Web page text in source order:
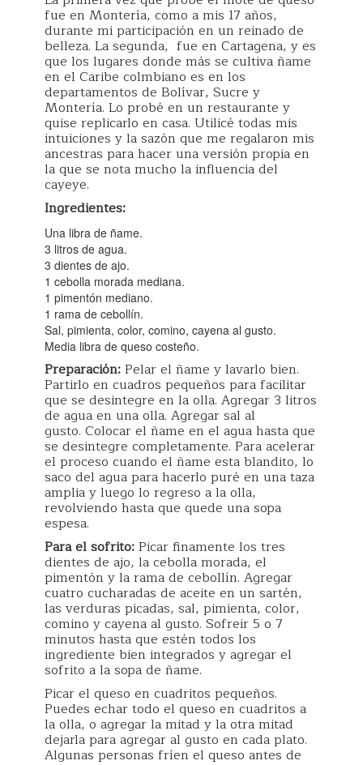
fue en Montería, como a mis 17 años,
durante mi participación en un reinado de
belleza. La segunda, fue en Cartagena, y es
que los lugares donde más se cultiva ñame
en el Caribe colmbiano es en los
departamentos de Bolívar, Sucre y
Montería. Lo probé en un restaurante y
quise replicarlo en casa. Utilicé todas mis
intuiciones y la sazón que me regalaron mis
ancestras para hacer una versión propia en
la que se nota mucho la influencia del
cayeye.
Ingredientes:
Una libra de ñame.
3 litros de agua.
3 dientes de ajo.
1 cebolla morada mediana.
1 pimentón mediano.
1 rama de cebollín.
Sal, pimienta, color, comino, cayena al gusto.
Media libra de queso costeño.
Preparación:Pelar el ñame y lavarlo bien.
Partirlo en cuadros pequeños para facilitar
que se desintegre en la olla. Agregar 3 litros
de agua en una olla. Agregar sal al
gusto. Colocar el ñame en el agua hasta que
se desintegre completamente. Para acelerar
el proceso cuando el ñame esta blandito, lo
saco del agua para hacerlo puré en una taza
amplia y luego lo regreso a la olla,
revolviendo hasta que quede una sopa
espesa.
Para el sofrito:Picar finamente los tres
dientes de ajo, la cebolla morada, el
pimentón y la rama de cebollín. Agregar
cuatro cucharadas de aceite en un sartén,
las verduras picadas, sal, pimienta, color,
comino y cayena al gusto. Sofreir 5 o 7
minutos hasta que estén todos los
ingrediente bien integrados y agregar el
sofrito a la sopa de ñame.
Picar el queso en cuadritos pequeños.
Puedes echar todo el queso en cuadritos a
la olla, o agregar la mitad y la otra mitad
dejarla para agregar al gusto en cada plato.
Algunas personas fríen el queso antes de